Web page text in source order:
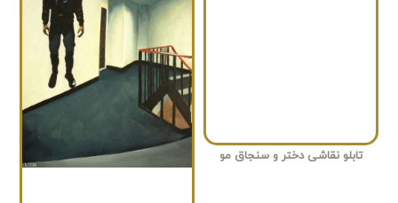
تابلو نقاشی دختر و سنجاق مو